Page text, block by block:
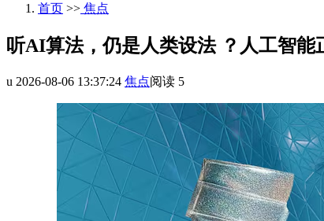
首页 >> 焦点
听AI算法，仍是人类设法 ？人工
u 2026-08-06 13:37:24 焦点阅读 5